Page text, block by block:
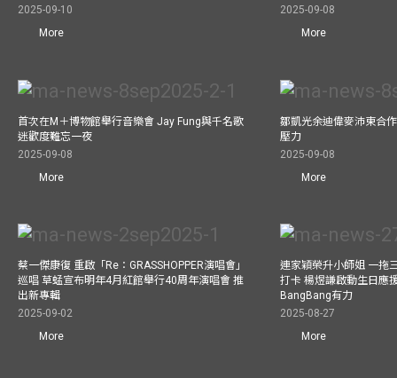
2025-09-10
More
2025-09-08
More
首次在M＋博物館舉行音樂會 Jay Fung與千名歌
迷歡度難忘一夜
2025-09-08
More
鄒凱光余迪偉麥沛東合
壓力
2025-09-08
More
蔡一傑康復 重啟「Re：GRASSHOPPER演唱會」
巡唱 草蜢宣布明年4月紅館舉行40周年演唱會 推
出新專輯
2025-09-02
More
連家穎榮升小師姐 一拖
打卡 楊煜謙啟動生日應
BangBang有力
2025-08-27
More